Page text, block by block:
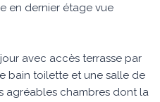
en dernier étage vue
avec accès terrasse par
bain toilette et une salle de
agréables chambres dont la